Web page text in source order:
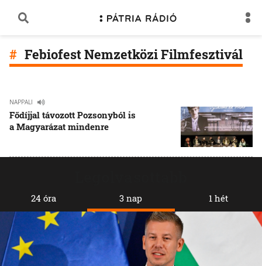
Febiofest Nemzetközi Filmfesztivál
NAPPALI
Fődíjjal távozott Pozsonyból is
a Magyarázat mindenre
24 óra 3 nap 1 hét